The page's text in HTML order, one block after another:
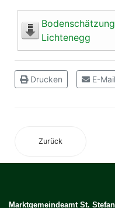
Lichtenegg
Drucken E-Mail
Zurück
Marktgemeindeamt St.